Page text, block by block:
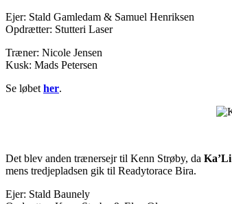
Ejer: Stald Gamledam & Samuel Henriksen
Opdrætter: Stutteri Laser
Træner: Nicole Jensen
Kusk: Mads Petersen
Se løbet her.
Det blev anden trænersejr til Kenn Strøby, da
mens tredjepladsen gik til Readytorace Bira.
Ejer: Stald Baunely